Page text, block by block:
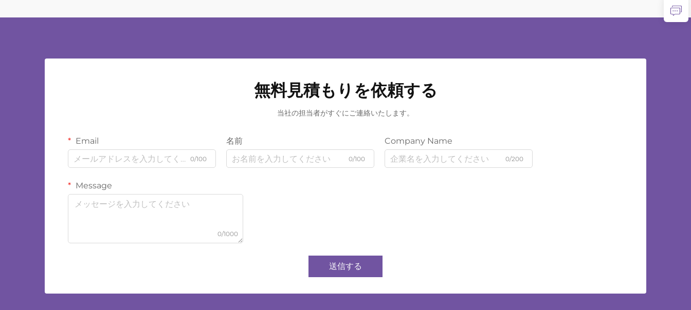
無料見積もりを依頼する
当社の担当者がすぐにご連絡いたします。
Email
0/100
名前
0/100
Company Name
0/200
Message
0/1000
送信する